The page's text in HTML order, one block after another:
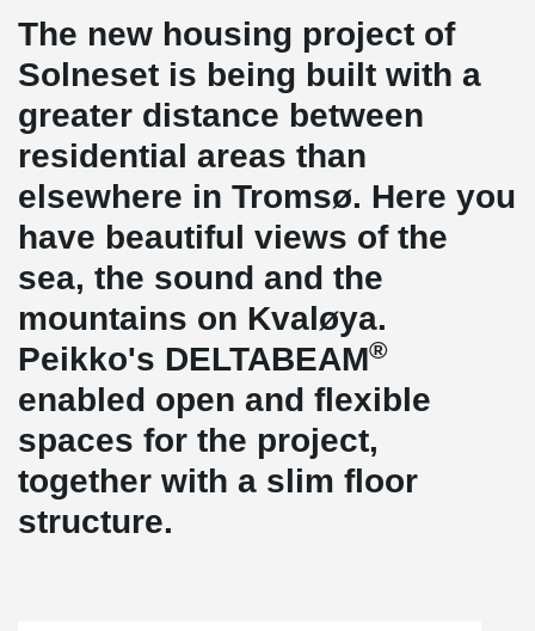
The new housing project of
Solneset is being built with a
greater distance between
residential areas than
elsewhere in Tromsø. Here you
have beautiful views of the
sea, the sound and the
mountains on Kvaløya.
Peikko's DELTABEAM®
enabled open and flexible
spaces for the project,
together with a slim floor
structure.